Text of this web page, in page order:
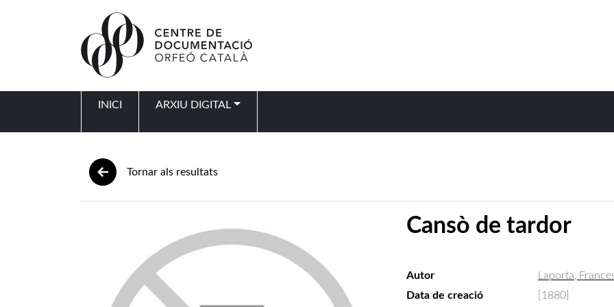
INICI ARXIU DIGITAL
Tornar als resultats
Cansò de tardor
Autor
Laporta,
Data de creació
[1880]